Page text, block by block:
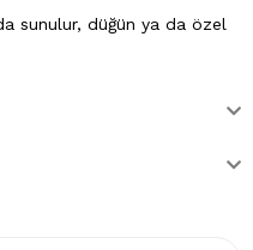
sunulur, düğün ya da özel